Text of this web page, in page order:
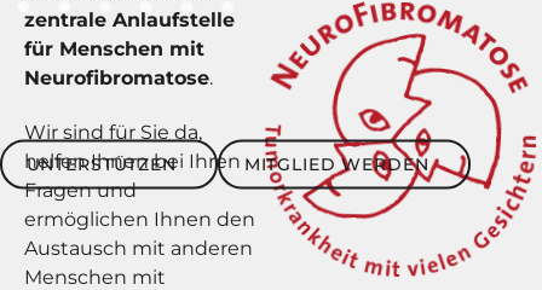
zentrale Anlaufstelle
für Menschen mit
Neurofibromatose.
Wir sind für Sie da,
helfen Ihnen bei Ihren
Fragen und
ermöglichen Ihnen den
Austausch mit anderen
Menschen mit
Unterstützen
UNTERSTÜTZEN Mitglied werden
MITGLIED WERDEN